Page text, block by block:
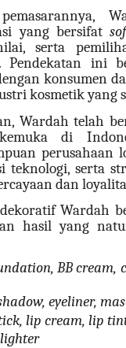
yang bersifat
serta
ini
konsumen
kosmetik yang
Wardah telah
di
perusahaan
teknologi, serta
dan
Wardah
hasil yang
BB cream,
eyeliner,
lip cream, lip